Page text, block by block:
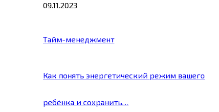
09.11.2023
Тайм-менеджмент
Как понять энергетический режим вашего
ребёнка и сохранить…